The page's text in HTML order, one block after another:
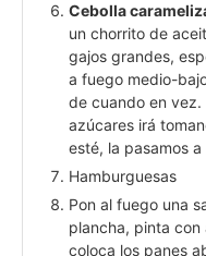
Cebolla
un chorrito de
gajos grandes,
a fuego medio-
de cuando en
azúcares irá
esté, la pasamos
Hamburguesas
Pon al fuego una
plancha, pinta
coloca los panes